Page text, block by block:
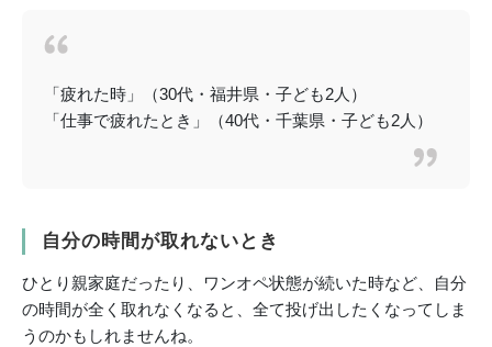
「疲れた時」（30代・福井県・子ども2人）
「仕事で疲れたとき」（40代・千葉県・子ども2人）
自分の時間が取れないとき
ひとり親家庭だったり、ワンオペ状態が続いた時など、自分
の時間が全く取れなくなると、全て投げ出したくなってしま
うのかもしれませんね。